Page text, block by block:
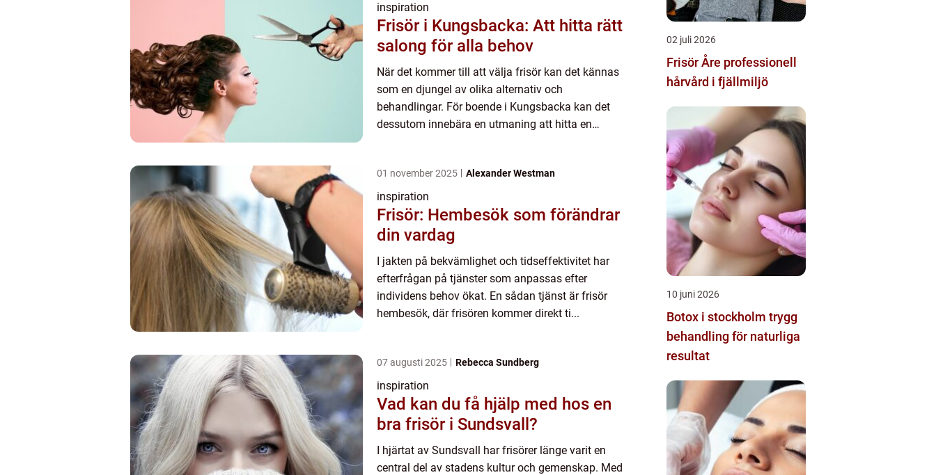
inspiration
Frisör i Kungsbacka: Att hitta rätt
salong för alla behov
När det kommer till att välja frisör kan det kännas
som en djungel av olika alternativ och
behandlingar. För boende i Kungsbacka kan det
dessutom innebära en utmaning att hitta en
01 november 2025 Alexander Westman
inspiration
Frisör: Hembesök som förändrar
din vardag
I jakten på bekvämlighet och tidseffektivitet har
efterfrågan på tjänster som anpassas efter
individens behov ökat. En sådan tjänst är frisör
hembesök, där frisören kommer direkt ti...
07 augusti 2025 Rebecca Sundberg
inspiration
Vad kan du få hjälp med hos en
bra frisör i Sundsvall?
I hjärtat av Sundsvall har frisörer länge varit en
central del av stadens kultur och gemenskap. Med
02 juli 2026
Frisör Åre professionell
hårvård i fjällmiljö
10 juni 2026
Botox i stockholm trygg
behandling för naturliga
resultat